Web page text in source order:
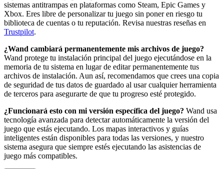
sistemas antitrampas en plataformas como Steam, Epic Games y
Xbox. Eres libre de personalizar tu juego sin poner en riesgo tu
biblioteca de cuentas o tu reputación. Revisa nuestras reseñas en
Trustpilot.
¿Wand cambiará permanentemente mis archivos de juego?
Wand protege tu instalación principal del juego ejecutándose en la
memoria de tu sistema en lugar de editar permanentemente tus
archivos de instalación. Aun así, recomendamos que crees una copia
de seguridad de tus datos de guardado al usar cualquier herramienta
de terceros para asegurarte de que tu progreso esté protegido.
¿Funcionará esto con mi versión específica del juego? Wand usa
tecnología avanzada para detectar automáticamente la versión del
juego que estás ejecutando. Los mapas interactivos y guías
inteligentes están disponibles para todas las versiones, y nuestro
sistema asegura que siempre estés ejecutando las asistencias de
juego más compatibles.